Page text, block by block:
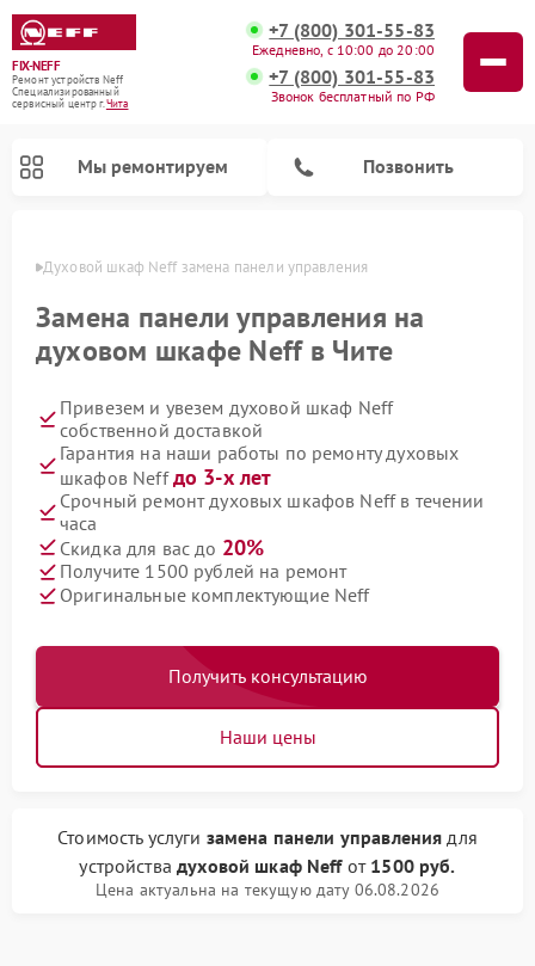
FIX-NEFF
Ремонт устройств Neff
Специализированный
cервисный центр г.Чита
+7 (800) 301-55-83
Ежедневно, с 10:00 до 20:00
+7 (800) 301-55-83
Звонок бесплатный по РФ
Мы ремонтируем Позвонить
Духовой шкаф Neff замена панели управления
Замена панели управления на
духовом шкафе Neff в Чите
Привезем и увезем духовой шкаф Neff
собственной доставкой
Гарантия на наши работы по ремонту духовых
шкафов Neffдо 3-х лет
Срочный ремонт духовых шкафов Neff в течении
часа
Скидка для вас до 20%
Получите 1500 рублей на ремонт
Оригинальные комплектующие Neff
Получить консультацию
Наши цены
Стоимость услуги замена панели управления для
устройствадуховой шкаф Neffот 1500 руб.
Цена актуальна на текущую дату 06.08.2026